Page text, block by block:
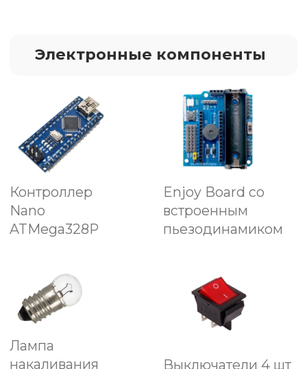
Пример обучающего материала,
подача через образы и рифму.
НАВЫКИ, КОТОРЫЕ
Изучение явлений напряжения, силы
тока и сопротивления, а также знакомства
и навыков работы с электронными
компонентами поможет создать личное
устройство — сигнализацию
на размыкание.